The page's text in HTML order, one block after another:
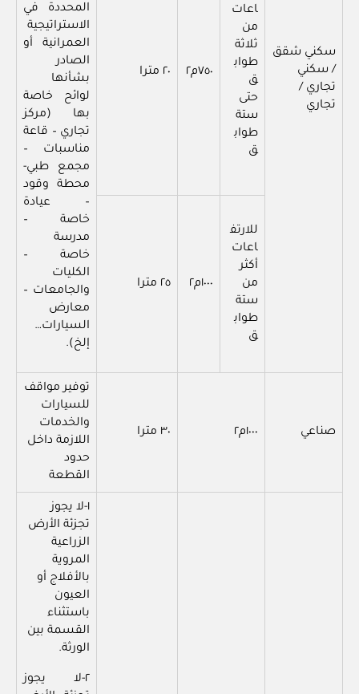
سكني شقق
/ سكني
تجاري /
تجاري
المحددة في
الاستراتيجية
العمرانية أو
الصادر
بشأنها
لوائح خاصة
بها (مركز
تجاري – قاعة
مناسبات –
مجمع طبي-
محطة وقود
– عيادة
خاصة –
مدرسة
خاصة –
الكليات
والجامعات –
معارض
السيارات…
إلخ).
اعات
من
ثلاثة
طواب
ق
حتى
ستة
طواب
ق
٧٥٠م٢ ٢٠ مترا
للارتف
اعات
أكثر
من
ستة
طواب
ق
١٠٠٠م٢ ٢٥ مترا
صناعي ١٠٠٠م٢ ٣٠ مترا
توفير مواقف
للسيارات
والخدمات
اللازمة داخل
حدود
القطعة
١-لا يجوز
تجزئة الأرض
الزراعية
المروية
بالأفلاج أو
العيون
باستثناء
القسمة بين
الورثة.
٢-لا يجوز